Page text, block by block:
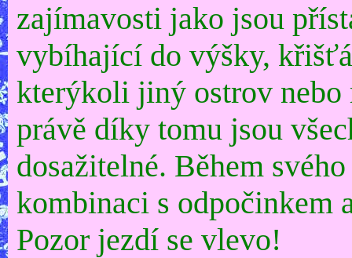
zajímavosti jako jsou
vybíhající do výšky,
kterýkoli jiný ostrov nebo
právě díky tomu jsou
dosažitelné. Během
kombinaci s odpočinkem
Pozor jezdí se vlevo!